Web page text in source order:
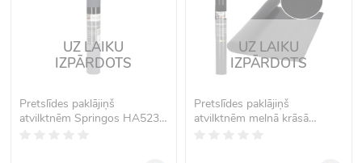
UZ LAIKU
IZPĀRDOTS
Pretslīdes paklājiņš
atvilktnēm Springos HA5236
UZ LAIKU
IZPĀRDOTS
Pretslīdes paklājiņš
atvilktnēm melnā krāsā